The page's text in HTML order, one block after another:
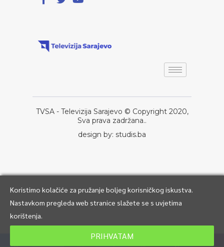
TVSA - Televizija Sarajevo © Copyright 2020,
Sva prava zadržana..
design by: studis.ba
Koristimo kolačiće za pružanje boljeg korisničkog iskustva.
Nastavkom pregleda web stranice slažete se s uvjetima
korištenja.
PRIHVATAM